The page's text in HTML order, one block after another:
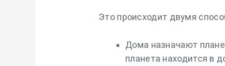
Это происходит двумя
Дома назначают
планета находится в